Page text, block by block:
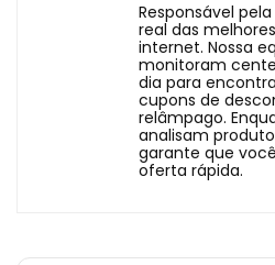
Responsável
real das
internet. Nossa
monitoram
dia para
cupons de
relâmpago.
analisam
garante que
oferta rápida.